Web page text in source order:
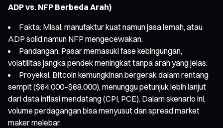
ADP vs. NFP Berbeda Arah)
Fakta: Misal, manufaktur kuat namun jasa lemah, atau
ADP solid namun NFP mengecewakan.
Pandangan: Pasar memasuki fase kebingungan,
volatilitas jangka pendek meningkat tanpa arah yang jelas.
Proyeksi: Bitcoin kemungkinan bergerak dalam rentang
sempit ($64.000–$68.000), menunggu petunjuk lebih lanjut
dari data inflasi mendatang (CPI, PCE). Dalam skenario ini,
volume perdagangan bisa menyusut dan spread market
maker melebar.